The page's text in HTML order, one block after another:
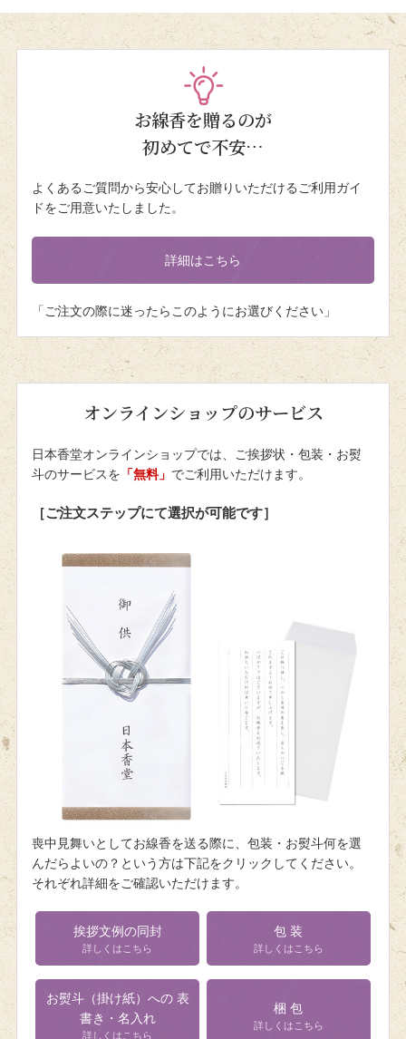
お線香を贈るのが
初めてで不安…
よくあるご質問から安心してお贈りいただけるご利用ガイ
ドをご用意いたしました。
詳細はこちら
「ご注文の際に迷ったらこのようにお選びください」
オンラインショップのサービス
日本香堂オンラインショップでは、ご挨拶状・包装・お熨
斗のサービスを 「無料」 でご利用いただけます。
［ご注文ステップにて選択が可能です］
喪中見舞いとしてお線香を送る際に、包装・お熨斗何を選
んだらよいの？という方は下記をクリックしてください。
それぞれ詳細をご確認いただけます。
挨拶文例の同封
詳しくはこちら
包 装
詳しくはこちら
お熨斗（掛け紙）への表
書き・名入れ
詳しくはこちら
梱 包
詳しくはこちら